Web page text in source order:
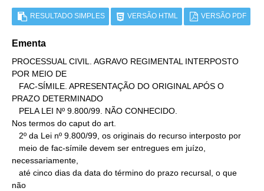
RESULTADO SIMPLES VERSÃO HTML VERSÃO PDF
Ementa
PROCESSUAL CIVIL. AGRAVO REGIMENTAL INTERPOSTO
POR MEIO DE
PRAZO DETERMINADO
Nos termos do caput do art.
necessariamente,
não